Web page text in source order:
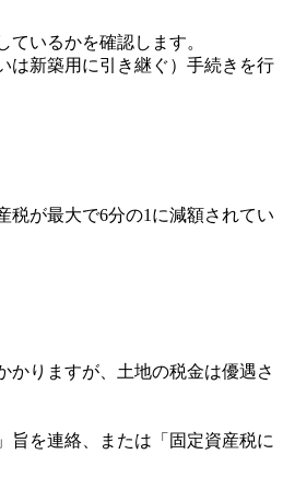
いるかを確認します。
は新築用に引き継ぐ）手続きを行
税が最大で6分の1に減額されてい
かりますが、土地の税金は優遇さ
旨を連絡、または「固定資産税に